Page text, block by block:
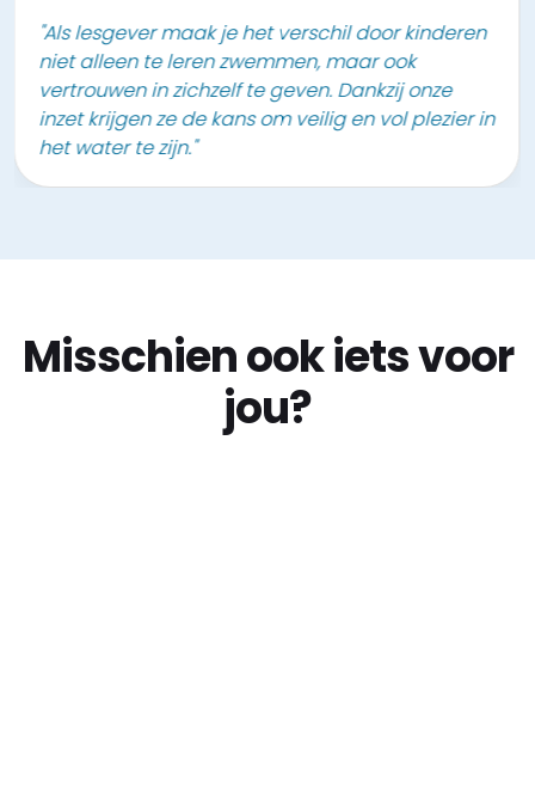
"Als lesgever maak je het verschil door kinderen
niet alleen te leren zwemmen, maar ook
vertrouwen in zichzelf te geven. Dankzij onze
inzet krijgen ze de kans om veilig en vol plezier in
het water te zijn."
Misschien ook iets voor
jou?